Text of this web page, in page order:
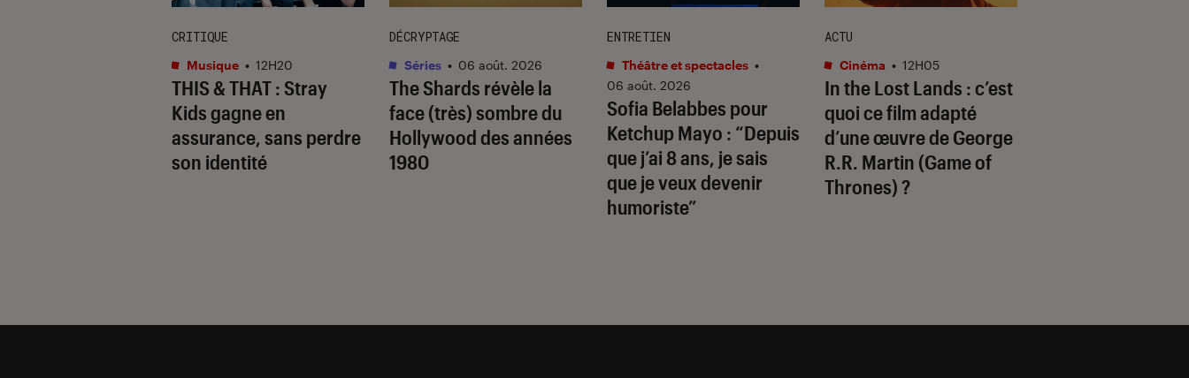
THIS & THAT: Stray
Kids gagne en
assurance, sans perdre
son identité
CRITIQUE
Musique • 12H20
The Shards révèle la
face (très) sombre du
Hollywood des années
1980
DÉCRYPTAGE
Séries • 06 août. 2026
Sofia Belabbes pour
Ketchup Mayo : “Depuis
que j’ai 8 ans, je sais
que je veux devenir
humoriste”
ENTRETIEN
Théâtre et spectacles •
06 août. 2026
In the Lost Lands : c’est
quoi ce film adapté
d’une œuvre de George
R.R. Martin (Game of
Thrones) ?
ACTU
Cinéma • 12H05